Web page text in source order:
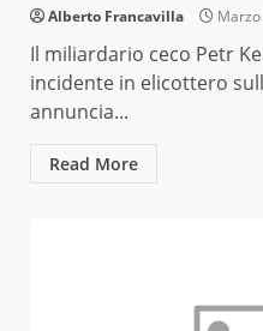
Alberto Francavilla Marzo
Il miliardario ceco Petr
incidente in elicottero
annuncia...
Read More